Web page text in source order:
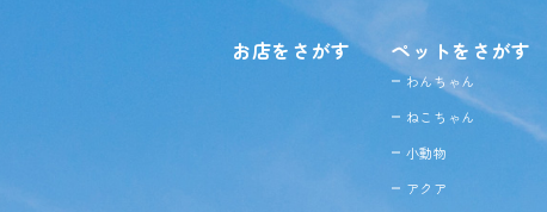
お店をさがす ペットをさがす
わんちゃん
ねこちゃん
小動物
アクア